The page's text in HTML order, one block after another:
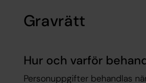
Gravrätt
Hur och varför
Personuppgifter behandlas